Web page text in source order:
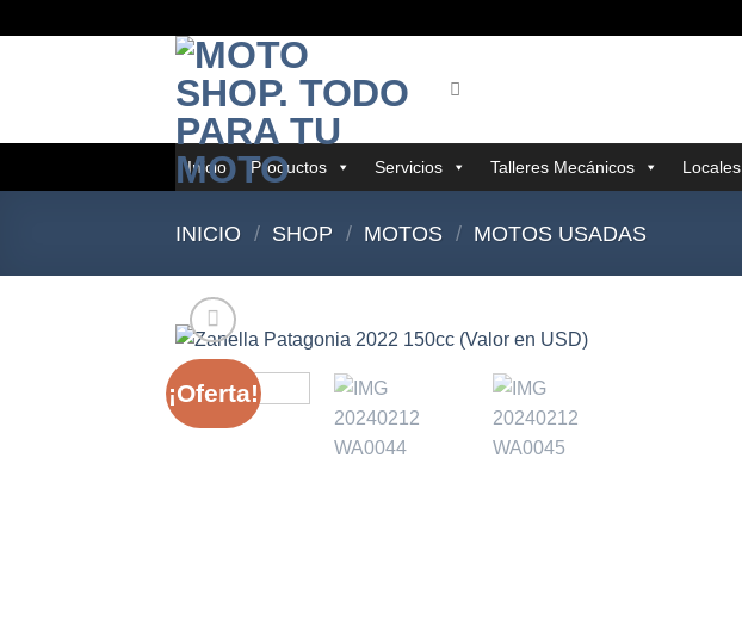
Inicio Productos Servicios Talleres Mecánicos Locales
INICIO / SHOP / MOTOS / MOTOS USADAS
¡Oferta!